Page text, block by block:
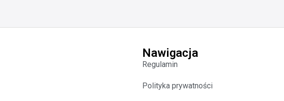
Nawigacja
Regulamin
Polityka prywatności